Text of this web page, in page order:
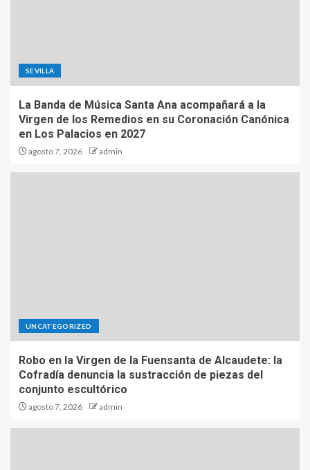
SEVILLA
La Banda de Música Santa Ana acompañará a la
Virgen de los Remedios en su Coronación Canónica
en Los Palacios en 2027
agosto 7, 2026 admin
UNCATEGORIZED
Robo en la Virgen de la Fuensanta de Alcaudete: la
Cofradía denuncia la sustracción de piezas del
conjunto escultórico
agosto 7, 2026 admin